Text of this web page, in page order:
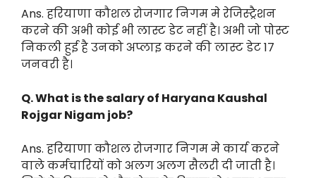
Ans. हरियाणा कौशल रोजगार निगम मे रेजिस्ट्रैशन
करने की अभी कोई भी लास्ट डेट नहीं है। अभी जो पोस्ट
निकली हुई है उनको अप्लाइ करने की लास्ट डेट 17
जनवरी है।
Q. What is the salary of Haryana Kaushal
Rojgar Nigam job?
Ans. हरियाणा कौशल रोजगार निगम मे कार्य करने
वाले कर्मचारियों को अलग अलग सैलरी दी जाती है।